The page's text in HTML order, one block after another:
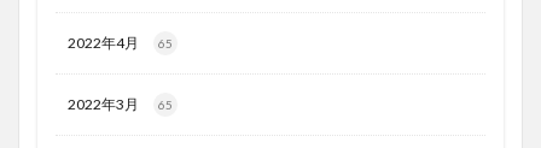
2022年4月 65
2022年3月 65